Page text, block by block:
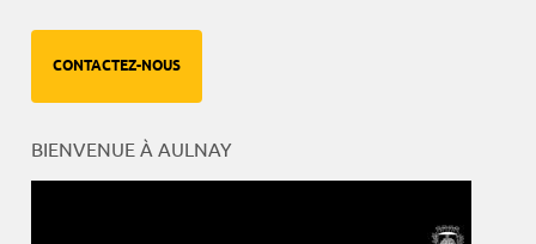
CONTACTEZ-NOUS
BIENVENUE À AULNAY